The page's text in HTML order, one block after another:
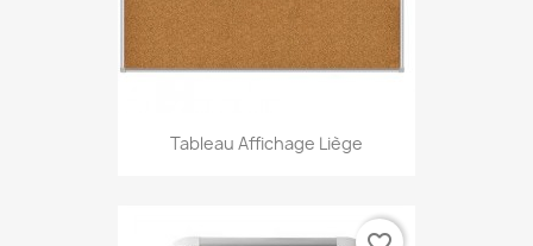
Tableau Affichage Liège